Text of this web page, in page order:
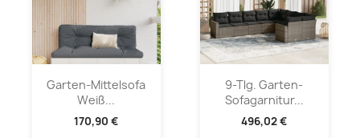
Garten-Mittelsofa
Weiß...
170,90 €
9-Tlg. Garten-
Sofagarnitur...
496,02 €